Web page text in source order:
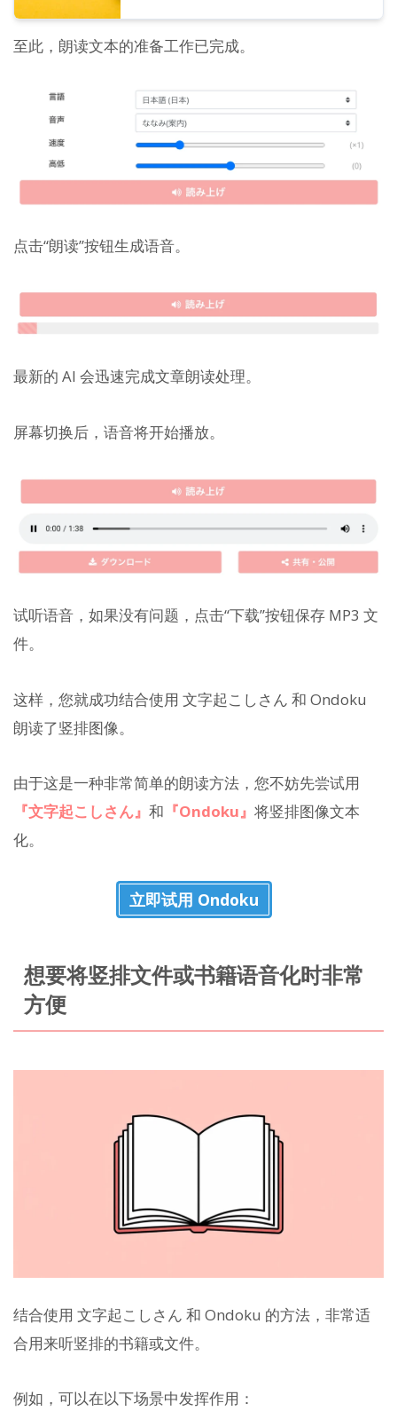
至此，朗读文本的准备工作已完成。
点击“朗读”按钮生成语音。
最新的 AI 会迅速完成文章朗读处理。
屏幕切换后，语音将开始播放。
试听语音，如果没有问题，点击“下载”按钮保存 MP3 文
件。
这样，您就成功结合使用 文字起こしさん 和 Ondoku
朗读了竖排图像。
由于这是一种非常简单的朗读方法，您不妨先尝试用
『文字起こしさん』 和 『Ondoku』 将竖排图像文本
化。
立即试用 Ondoku
想要将竖排文件或书籍语音化时非常
方便
结合使用 文字起こしさん 和 Ondoku 的方法，非常适
合用来听竖排的书籍或文件。
例如，可以在以下场景中发挥作用：